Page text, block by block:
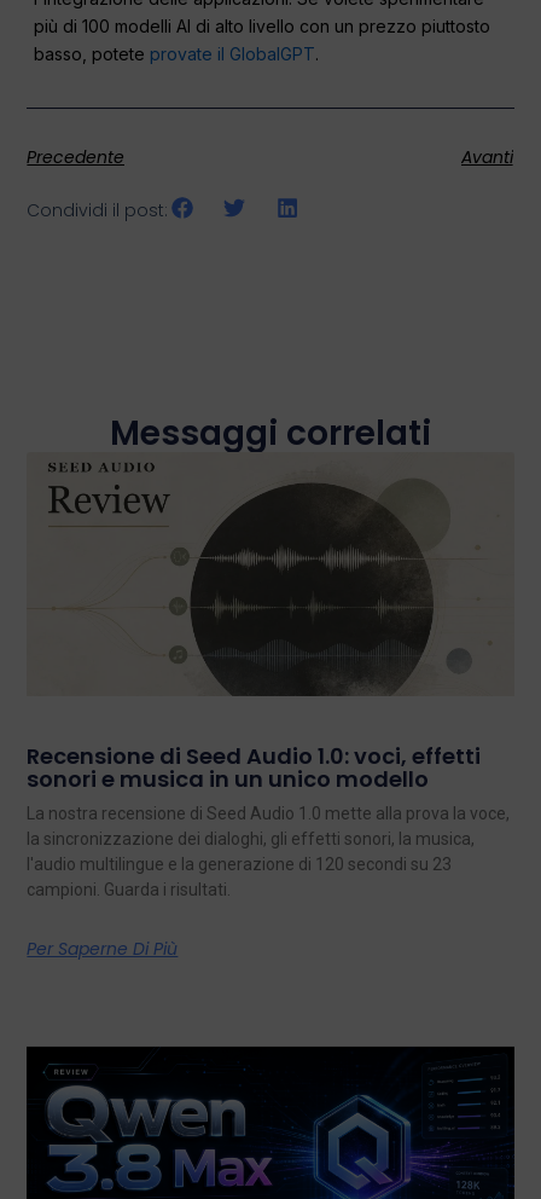
più di 100 modelli AI di alto livello con un prezzo piuttosto
basso, potete provate il GlobalGPT.
Precedente Avanti
Condividi il post:
Messaggi correlati
Recensione di Seed Audio 1.0: voci, effetti
sonori e musica in un unico modello
La nostra recensione di Seed Audio 1.0 mette alla prova la voce,
la sincronizzazione dei dialoghi, gli effetti sonori, la musica,
l'audio multilingue e la generazione di 120 secondi su 23
campioni. Guarda i risultati.
Per Saperne Di Più